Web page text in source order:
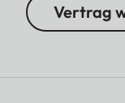
Vertrag